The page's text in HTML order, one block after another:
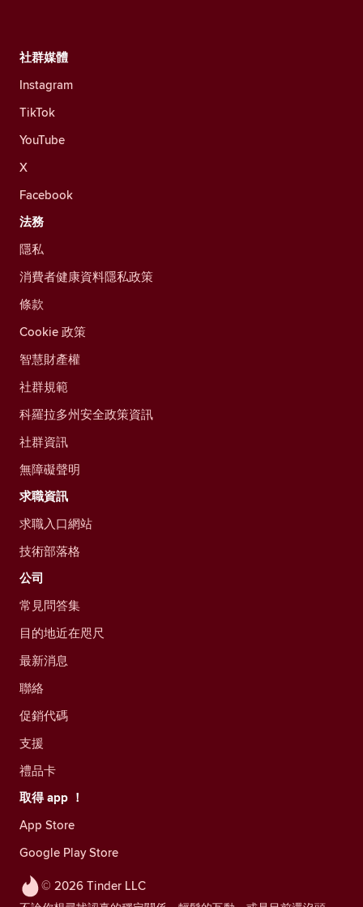
© 2026 Tinder LLC
社群媒體
Instagram
TikTok
YouTube
X
Facebook
法務
隱私
消費者健康資料隱私政策
條款
Cookie 政策
智慧財產權
社群規範
科羅拉多州安全政策資訊
社群資訊
無障礙聲明
求職資訊
求職入口網站
技術部落格
公司
常見問答集
目的地近在咫尺
最新消息
聯絡
促銷代碼
支援
禮品卡
取得 app ！
App Store
Google Play Store